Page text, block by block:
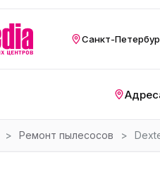
Санкт-
> Ремонт пылесосов >